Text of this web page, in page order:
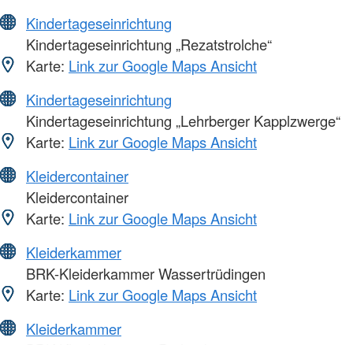
Kindertageseinrichtung
Kindertageseinrichtung „Rezatstrolche“
Karte: Link zur Google Maps Ansicht
Kindertageseinrichtung
Kindertageseinrichtung „Lehrberger Kapplzwerge“
Karte: Link zur Google Maps Ansicht
Kleidercontainer
Kleidercontainer
Karte: Link zur Google Maps Ansicht
Kleiderkammer
BRK-Kleiderkammer Wassertrüdingen
Karte: Link zur Google Maps Ansicht
Kleiderkammer